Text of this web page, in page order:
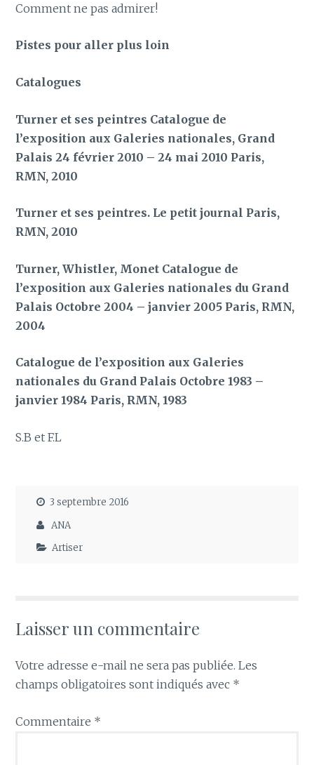
Comment ne pas admirer!
Pistes pour aller plus loin
Catalogues
Turner et ses peintres Catalogue de
l’exposition aux Galeries nationales, Grand
Palais 24 février 2010 – 24 mai 2010 Paris,
RMN, 2010
Turner et ses peintres. Le petit journal Paris,
RMN, 2010
Turner, Whistler, Monet Catalogue de
l’exposition aux Galeries nationales du Grand
Palais Octobre 2004 – janvier 2005 Paris, RMN,
2004
Catalogue de l’exposition aux Galeries
nationales du Grand Palais Octobre 1983 –
janvier 1984 Paris, RMN, 1983
S.B et F.L
3 septembre 2016
ANA
Artiser
Laisser un commentaire
Votre adresse e-mail ne sera pas publiée. Les
champs obligatoires sont indiqués avec *
Commentaire *